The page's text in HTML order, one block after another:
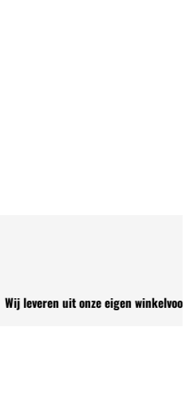
leveren uit onze eigen winkelvoorraad!